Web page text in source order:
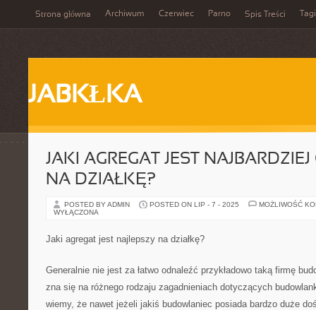
Strona główna Archiwum Czerwiec Parno Spis Treści Tagi
JABKŁKA
JAKI AGREGAT JEST
NA DZIAŁKĘ?
POSTED BY ADMIN POSTED ON LIP - 7 - 2025
MOŻLIWOŚĆ
WYŁĄCZONA
Jaki agregat jest najlepszy na działkę?
Generalnie nie jest za łatwo odnaleźć przykładowo taką firmę
zna się na różnego rodzaju zagadnieniach dotyczących
wiemy, że nawet jeżeli jakiś budowlaniec posiada bardzo duże